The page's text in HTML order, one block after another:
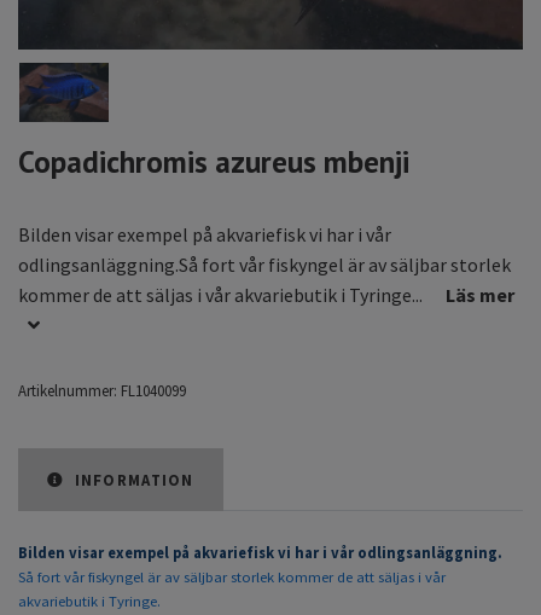
Copadichromis azureus mbenji
Bilden visar exempel på akvariefisk vi har i vår
odlingsanläggning.Så fort vår fiskyngel är av säljbar storlek
kommer de att säljas i vår akvariebutik i Tyringe...
Läs mer
Artikelnummer: FL1040099
INFORMATION
Bilden visar exempel på akvariefisk vi har i vår odlingsanläggning.
Så fort vår fiskyngel är av säljbar storlek kommer de att säljas i vår
akvariebutik i Tyringe.